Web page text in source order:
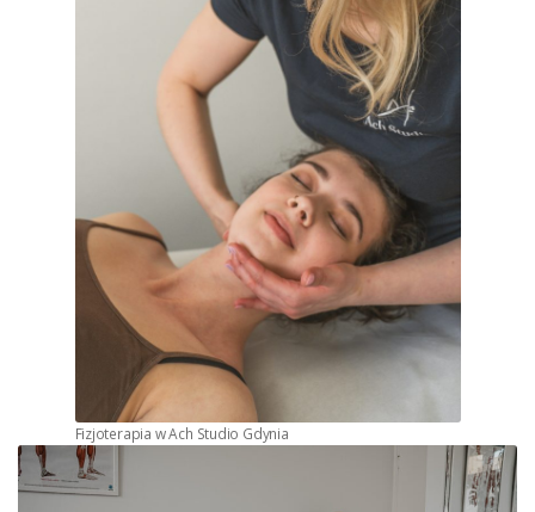
Fizjoterapia w Ach Studio Gdynia